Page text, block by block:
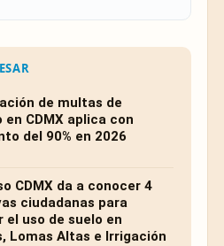
de multas de
CDMX aplica con
del 90% en 2026
CDMX da a conocer 4
ciudadanas para
el uso de suelo en
Lomas Altas e Irrigación